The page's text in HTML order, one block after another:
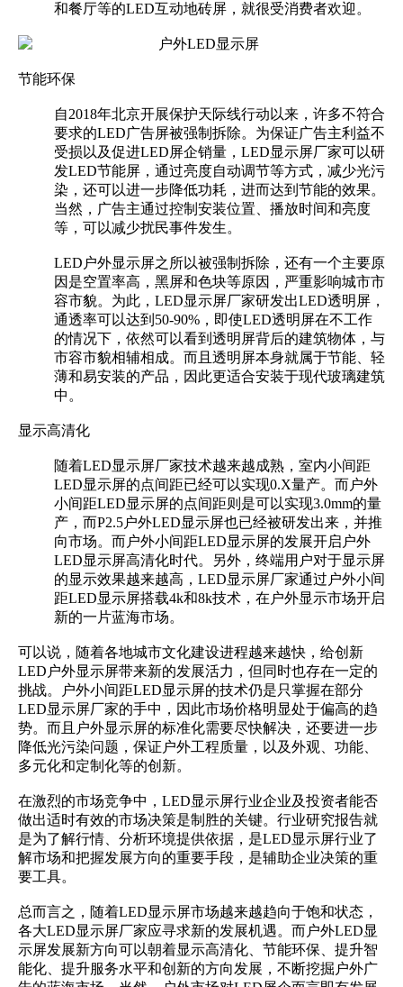
和餐厅等的LED互动地砖屏，就很受消费者欢迎。
节能环保
自2018年北京开展保护天际线行动以来，许多不符合
要求的LED广告屏被强制拆除。为保证广告主利益不
受损以及促进LED屏企销量，LED显示屏厂家可以研
发LED节能屏，通过亮度自动调节等方式，减少光污
染，还可以进一步降低功耗，进而达到节能的效果。
当然，广告主通过控制安装位置、播放时间和亮度
等，可以减少扰民事件发生。
LED户外显示屏之所以被强制拆除，还有一个主要原
因是空置率高，黑屏和色块等原因，严重影响城市市
容市貌。为此，LED显示屏厂家研发出LED透明屏，
通透率可以达到50-90%，即使LED透明屏在不工作
的情况下，依然可以看到透明屏背后的建筑物体，与
市容市貌相辅相成。而且透明屏本身就属于节能、轻
薄和易安装的产品，因此更适合安装于现代玻璃建筑
中。
显示高清化
随着LED显示屏厂家技术越来越成熟，室内小间距
LED显示屏的点间距已经可以实现0.X量产。而户外
小间距LED显示屏的点间距则是可以实现3.0mm的量
产，而P2.5户外LED显示屏也已经被研发出来，并推
向市场。而户外小间距LED显示屏的发展开启户外
LED显示屏高清化时代。另外，终端用户对于显示屏
的显示效果越来越高，LED显示屏厂家通过户外小间
距LED显示屏搭载4k和8k技术，在户外显示市场开启
新的一片蓝海市场。
可以说，随着各地城市文化建设进程越来越快，给创新
LED户外显示屏带来新的发展活力，但同时也存在一定的
挑战。户外小间距LED显示屏的技术仍是只掌握在部分
LED显示屏厂家的手中，因此市场价格明显处于偏高的趋
势。而且户外显示屏的标准化需要尽快解决，还要进一步
降低光污染问题，保证户外工程质量，以及外观、功能、
多元化和定制化等的创新。
在激烈的市场竞争中，LED显示屏行业企业及投资者能否
做出适时有效的市场决策是制胜的关键。行业研究报告就
是为了解行情、分析环境提供依据，是LED显示屏行业了
解市场和把握发展方向的重要手段，是辅助企业决策的重
要工具。
总而言之，随着LED显示屏市场越来越趋向于饱和状态，
各大LED显示屏厂家应寻求新的发展机遇。而户外LED显
示屏发展新方向可以朝着显示高清化、节能环保、提升智
能化、提升服务水平和创新的方向发展，不断挖掘户外广